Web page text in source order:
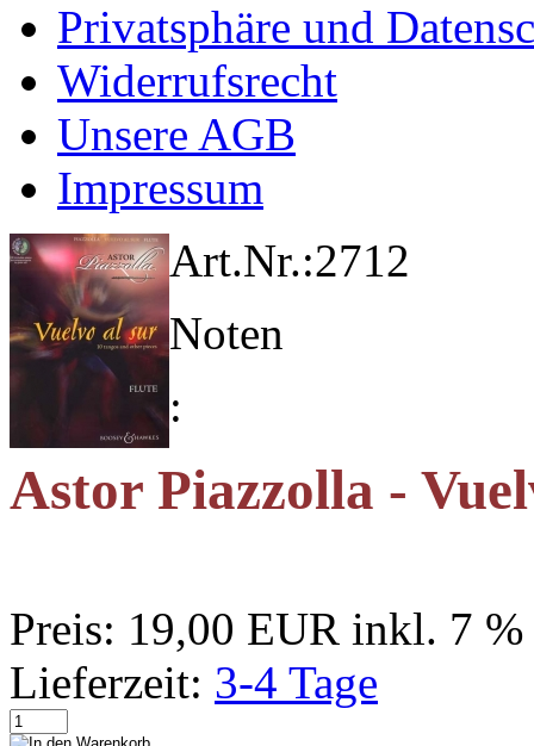
Privatsphäre und
Widerrufsrecht
Unsere AGB
Impressum
Art.Nr.:2712
Noten
:
Astor Piazzolla -
Preis: 19,00 EUR inkl. 7
Lieferzeit: 3-4 Tage